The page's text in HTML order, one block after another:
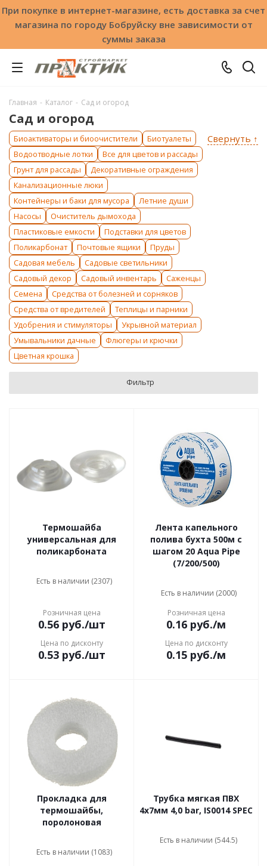
При покупке в интернет-магазине, есть доставка за счет
магазина по городу Бобруйску вне зависимости от
суммы заказа
Главная - Каталог - Сад и огород
Сад и огород
Свернуть ↑
Биоактиваторы и биоочистители
Биотуалеты
Водоотводные лотки
Все для цветов и рассады
Грунт для рассады
Декоративные ограждения
Канализационные люки
Контейнеры и баки для мусора
Летние души
Насосы
Очиститель дымохода
Пластиковые емкости
Подставки для цветов
Поликарбонат
Почтовые ящики
Пруды
Садовая мебель
Садовые светильники
Садовый декор
Садовый инвентарь
Саженцы
Семена
Средства от болезней и сорняков
Средства от вредителей
Теплицы и парники
Удобрения и стимуляторы
Укрывной материал
Умывальники дачные
Флюгеры и крючки
Цветная крошка
Фильтр
Термошайба
универсальная для
поликарбоната
Есть в наличии (2307)
Розничная цена
0.56руб./шт
Цена по дисконту
0.53руб./шт
Лента капельного
полива бухта 500м с
шагом 20 Aqua Pipe
(7/200/500)
Есть в наличии (2000)
Розничная цена
0.16 руб./м
Цена по дисконту
0.15 руб./м
Прокладка для
термошайбы,
поролоновая
Есть в наличии (1083)
Трубка мягкая ПВХ
4х7мм 4,0 bar, IS0014 SPEC
Есть в наличии (544.5)